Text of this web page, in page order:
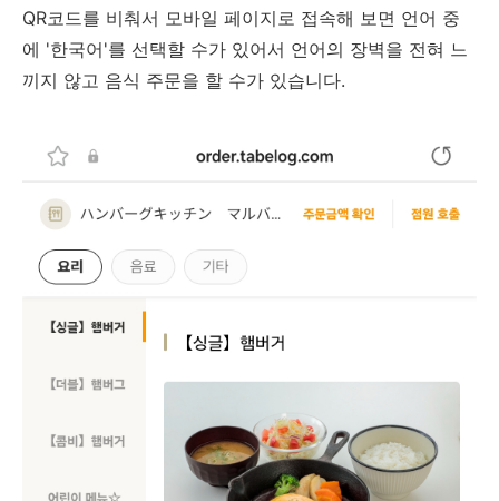
QR코드를 비춰서 모바일 페이지로 접속해 보면 언어 중
에 '한국어'를 선택할 수가 있어서 언어의 장벽을 전혀 느
끼지 않고 음식 주문을 할 수가 있습니다.